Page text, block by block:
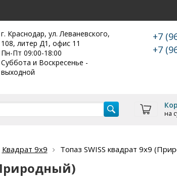
г. Краснодар, ул. Леваневского,
108, литер Д1, офис 11
Пн-Пт 09:00-18:00
Суббота и Воскресенье -
выходной
+7
+7
на
Квадрат 9х9 Топаз SWISS квадрат 9х9